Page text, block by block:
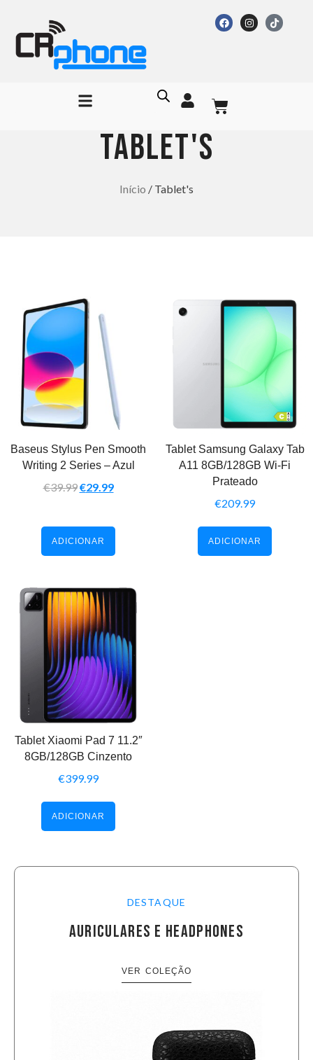
Tablet's
Início / Tablet's
Baseus Stylus Pen Smooth
Writing 2 Series – Azul
€39.99€29.99
ADICIONAR
Tablet Samsung Galaxy Tab
A11 8GB/128GB Wi-Fi
Prateado
€209.99
ADICIONAR
Tablet Xiaomi Pad 7 11.2″
8GB/128GB Cinzento
€399.99
ADICIONAR
DESTAQUE
AURICULARES E HEADPHONES
VER COLEÇÃO